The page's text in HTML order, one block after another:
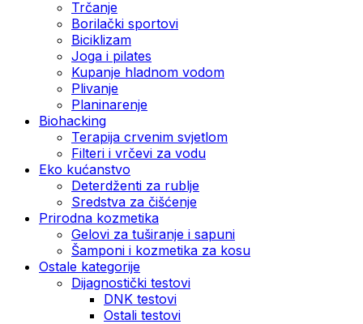
Trčanje
Borilački sportovi
Biciklizam
Joga i pilates
Kupanje hladnom vodom
Plivanje
Planinarenje
Biohacking
Terapija crvenim svjetlom
Filteri i vrčevi za vodu
Eko kućanstvo
Deterdženti za rublje
Sredstva za čišćenje
Prirodna kozmetika
Gelovi za tuširanje i sapuni
Šamponi i kozmetika za kosu
Ostale kategorije
Dijagnostički testovi
DNK testovi
Ostali testovi